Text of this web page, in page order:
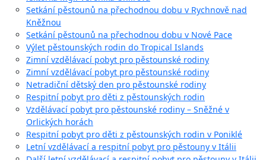
Setkání pěstounů na přechodnou dobu v Rychnově nad
Kněžnou
Setkání pěstounů na přechodnou dobu v Nové Pace
Výlet pěstounských rodin do Tropical Islands
Zimní vzdělávací pobyt pro pěstounské rodiny
Zimní vzdělávací pobyt pro pěstounské rodiny
Netradiční dětský den pro pěstounské rodiny
Respitní pobyt pro děti z pěstounských rodin
Vzdělávací pobyt pro pěstounské rodiny – Sněžné v
Orlických horách
Respitní pobyt pro děti z pěstounských rodin v Poniklé
Letní vzdělávací a respitní pobyt pro pěstouny v Itálii